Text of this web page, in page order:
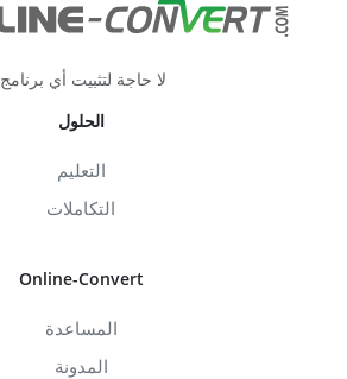
لا حاجة لتثبيت أي برنامج.
الحلول
التعليم
التكاملات
Online-Convert
المساعدة
المدونة